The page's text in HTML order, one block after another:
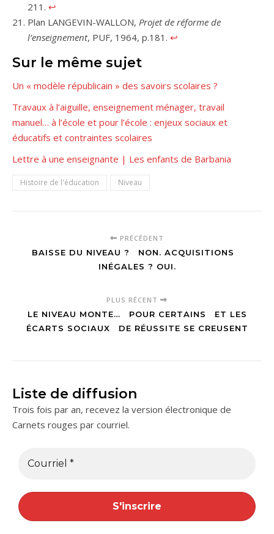
211. ↩︎
Plan LANGEVIN-WALLON, Projet de réforme de
l’enseignement, PUF, 1964, p.181. ↩︎
Sur le même sujet
Un « modèle républicain » des savoirs scolaires ?
Travaux à l’aiguille, enseignement ménager, travail
manuel… à l’école et pour l’école : enjeux sociaux et
éducatifs et contraintes scolaires
Lettre à une enseignante | Les enfants de Barbania
Histoire de l'éducation Niveau
PRÉCÉDENT
BAISSE DU NIVEAU ? NON. ACQUISITIONS
INÉGALES ? OUI.
PLUS RÉCENT
LE NIVEAU MONTE… POUR CERTAINS ET LES
ÉCARTS SOCIAUX DE RÉUSSITE SE CREUSENT
Liste de diffusion
Trois fois par an, recevez la version électronique de
Carnets rouges par courriel.